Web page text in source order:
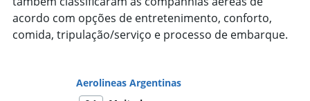
Y
axis
displaying
acordo com opções de entretenimento, conforto,
comida, tripulação/serviço e processo de embarque.
Aerolineas Argentinas